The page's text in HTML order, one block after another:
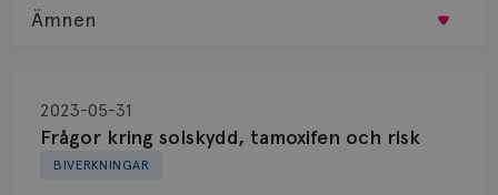
BIVERKNINGAR
Frågor kring solskydd, tamoxifen och risk
2023-05-31
Ämnen
Biopsi
Biverkningar